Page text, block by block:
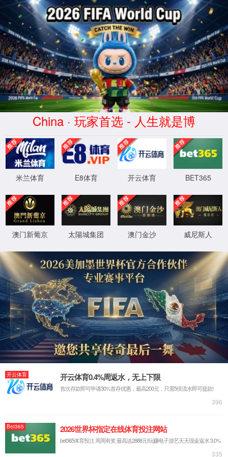
404
诶呀! 页面找不到啦。
您可以返回首页，或者访问JPress获得帮助。
XML 地图